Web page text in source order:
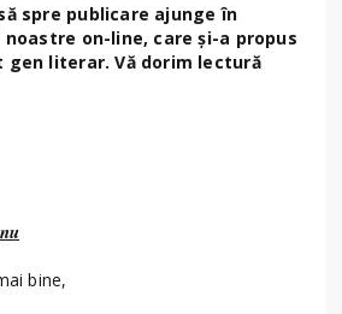
spre publicare ajunge în
on-line, care și-a propus
gen literar. Vă dorim lectură
bine,